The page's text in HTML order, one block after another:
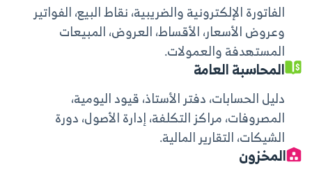
الفاتورة الإلكترونية والضريبية،نقاط البيع،الفواتير
وعروض الأسعار،الأقساط،العروض،المبيعات
المستهدفة والعمولات.
المحاسبة العامة
دليل الحسابات،دفتر الأستاذ،قيود اليومية،
المصروفات،مراكز التكلفة،إدارة الأصول،دورة
الشيكات،التقارير المالية.
المخزون